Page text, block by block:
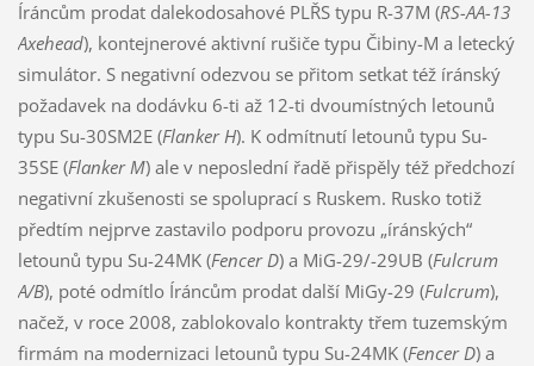
Íráncům prodat dalekodosahové PLŘS typu R-37M (RS-AA-13
Axehead), kontejnerové aktivní rušiče typu Čibiny-M a letecký
simulátor. S negativní odezvou se přitom setkat též íránský
požadavek na dodávku 6-ti až 12-ti dvoumístných letounů
typu Su-30SM2E (Flanker H). K odmítnutí letounů typu Su-
35SE (Flanker M) ale v neposlední řadě přispěly též předchozí
negativní zkušenosti se spoluprací s Ruskem. Rusko totiž
předtím nejprve zastavilo podporu provozu „íránských“
letounů typu Su-24MK (Fencer D) a MiG-29/-29UB (Fulcrum
A/B), poté odmítlo Íráncům prodat další MiGy-29 (Fulcrum),
načež, v roce 2008, zablokovalo kontrakty třem tuzemským
firmám na modernizaci letounů typu Su-24MK (Fencer D) a